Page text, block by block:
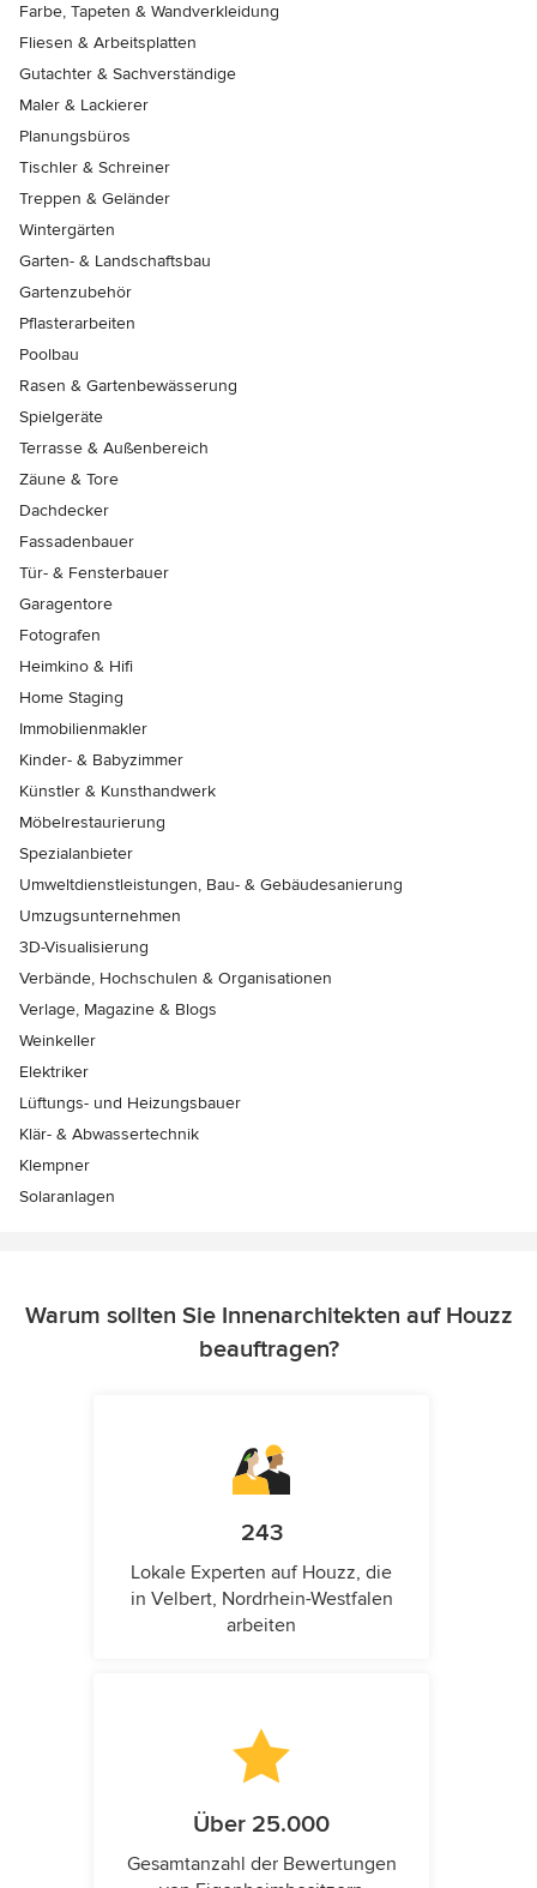
Farbe, Tapeten & Wandverkleidung
Fliesen & Arbeitsplatten
Gutachter & Sachverständige
Maler & Lackierer
Planungsbüros
Tischler & Schreiner
Treppen & Geländer
Wintergärten
Garten- & Landschaftsbau
Gartenzubehör
Pflasterarbeiten
Poolbau
Rasen & Gartenbewässerung
Spielgeräte
Terrasse & Außenbereich
Zäune & Tore
Dachdecker
Fassadenbauer
Tür- & Fensterbauer
Garagentore
Fotografen
Heimkino & Hifi
Home Staging
Immobilienmakler
Kinder- & Babyzimmer
Künstler & Kunsthandwerk
Möbelrestaurierung
Spezialanbieter
Umweltdienstleistungen, Bau- & Gebäudesanierung
Umzugsunternehmen
3D-Visualisierung
Verbände, Hochschulen & Organisationen
Verlage, Magazine & Blogs
Weinkeller
Elektriker
Lüftungs- und Heizungsbauer
Klär- & Abwassertechnik
Klempner
Solaranlagen
Warum sollten Sie Innenarchitekten auf Houzz
beauftragen?
243
Lokale Experten auf Houzz, die
in Velbert, Nordrhein-Westfalen
arbeiten
Über 25.000
Gesamtanzahl der Bewertungen